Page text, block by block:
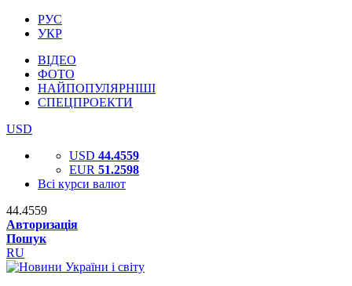
РУС
УКР
ВІДЕО
ФОТО
НАЙПОПУЛЯРНІШІ
СПЕЦПРОЕКТИ
USD
USD 44.4559
EUR 51.2598
Всі курси валют
44.4559
Авторизація
Пошук
RU